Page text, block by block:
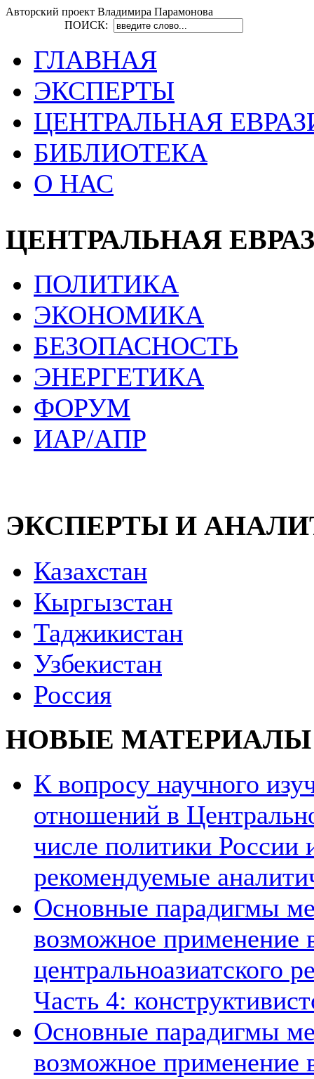
Авторский проект Владимира Парамонова
ПОИСК:
ГЛАВНАЯ
ЭКСПЕРТЫ
ЦЕНТРАЛЬНАЯ
БИБЛИОТЕКА
О НАС
ЦЕНТРАЛЬНАЯ
ПОЛИТИКА
ЭКОНОМИКА
БЕЗОПАСНОСТЬ
ЭНЕРГЕТИКА
ФОРУМ
ИАР/АПР
ЭКСПЕРТЫ И
Казахстан
Кыргызстан
Таджикистан
Узбекистан
Россия
НОВЫЕ МАТЕРИАЛЫ
К вопросу научного
отношений в
числе политики России
рекомендуемые
Основные парадигмы
возможное применение
центральноазиатского
Часть 4:
Основные парадигмы
возможное применение